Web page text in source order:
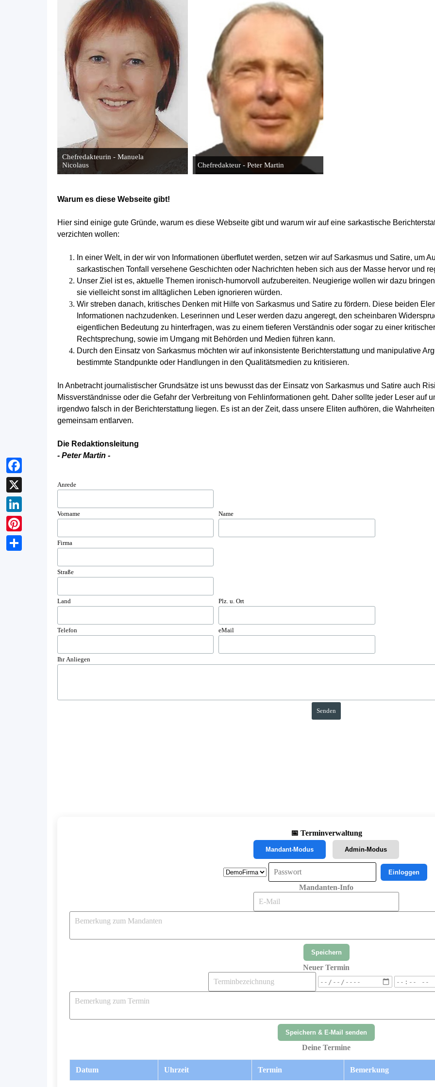
Chefredakteurin - Manuela
Nicolaus
Chefredakteur - Peter Martin
Warum es diese Webseite gibt!
Hier sind einige gute Gründe, warum es diese Webseite gibt und warum wir auf eine sarkastische
verzichten wollen:
In einer Welt, in der wir von Informationen überflutet werden, setzen wir auf Sarkasmus und Satire, um
sarkastischen Tonfall versehene Geschichten oder Nachrichten heben sich aus der Masse hervor und
Unser Ziel ist es, aktuelle Themen ironisch-humorvoll aufzubereiten. Neugierige wollen wir dazu
sie vielleicht sonst im alltäglichen Leben ignorieren würden.
Wir streben danach, kritisches Denken mit Hilfe von Sarkasmus und Satire zu fördern. Diese beiden
Informationen nachzudenken. Leserinnen und Leser werden dazu angeregt, den scheinbaren
eigentlichen Bedeutung zu hinterfragen, was zu einem tieferen Verständnis oder sogar zu einer
Rechtsprechung, sowie im Umgang mit Behörden und Medien führen kann.
Durch den Einsatz von Sarkasmus möchten wir auf inkonsistente Berichterstattung und manipulative
bestimmte Standpunkte oder Handlungen in den Qualitätsmedien zu kritisieren.
In Anbetracht journalistischer Grundsätze ist uns bewusst das der Einsatz von Sarkasmus und Satire auch
Missverständnisse oder die Gefahr der Verbreitung von Fehlinformationen geht. Daher sollte jeder Leser auf
irgendwo falsch in der Berichterstattung liegen. Es ist an der Zeit, dass unsere Eliten aufhören, die
gemeinsam entlarven.
Die Redaktionsleitung
- Peter Martin -
Anrede
Vorname Name
Firma
Straße
Land Plz. u. Ort
Telefon eMail
Ihr Anliegen
📅 Terminverwaltung
Mandant-Modus Admin-Modus
Einloggen
Mandanten-Info
Speichern
Neuer Termin
Speichern & E-Mail senden
Deine Termine
Datum Uhrzeit Termin Bemerkung
Facebook
X
LinkedIn
Pinterest